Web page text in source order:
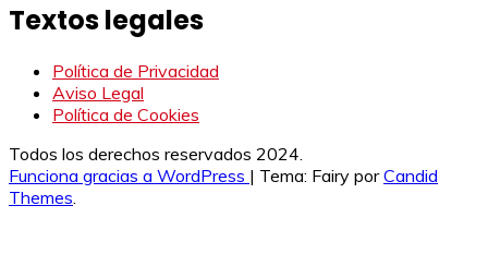
Textos legales
Política de Privacidad
Aviso Legal
Política de Cookies
Todos los derechos reservados 2024.
Funciona gracias a WordPress | Tema: Fairy porCandid
Themes.